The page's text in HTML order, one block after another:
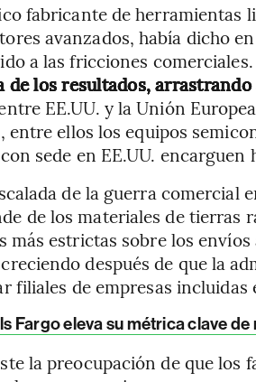
fabricante de herramientas
avanzados, había dicho
a las fricciones comerciales.
de los resultados,
EE.UU. y la Unión
entre ellos los equipos
sede en EE.UU. encarguen
de la guerra comercial
de los materiales de tierras
más estrictas sobre los
después de que la
filiales de empresas incluidas
Fargo eleva su métrica clave
la preocupación de que los